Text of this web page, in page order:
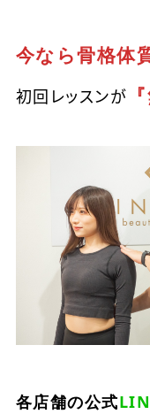
今なら骨格体
初回レッスンが
各店舗の公式